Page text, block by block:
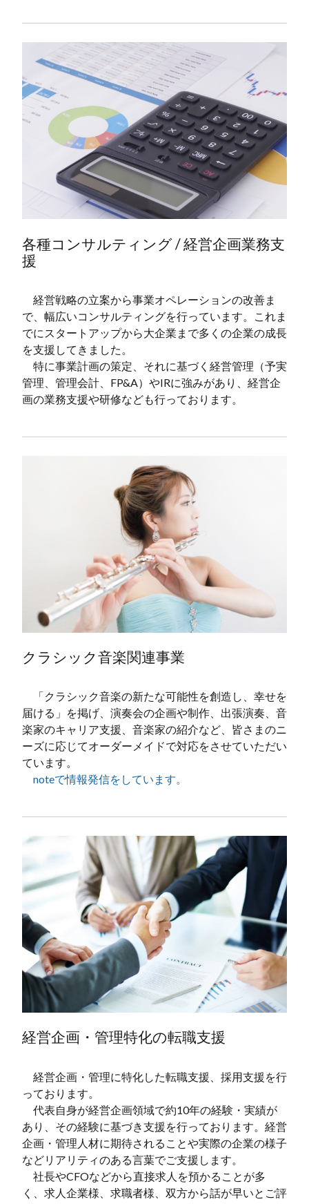
各種コンサルティング / 経営企画業務支
援
経営戦略の立案から事業オペレーションの改善ま
で、幅広いコンサルティングを行っています。これま
でにスタートアップから大企業まで多くの企業の成長
を支援してきました。
特に事業計画の策定、それに基づく経営管理（予実
管理、管理会計、FP&A）やIRに強みがあり、経営企
画の業務支援や研修なども行っております。
クラシック音楽関連事業
「クラシック音楽の新たな可能性を創造し、幸せを
届ける」を掲げ、演奏会の企画や制作、出張演奏、音
楽家のキャリア支援、音楽家の紹介など、皆さまのニ
ーズに応じてオーダーメイドで対応をさせていただい
ています。
noteで情報発信をしています。
経営企画・管理特化の転職支援
経営企画・管理に特化した転職支援、採用支援を行
っております。
代表自身が経営企画領域で約10年の経験・実績が
あり、その経験に基づき支援を行っております。経営
企画・管理人材に期待されることや実際の企業の様子
などリアリティのある言葉でご支援します。
社長やCFOなどから直接求人を預かることが多
く、求人企業様、求職者様、双方から話が早いとご評